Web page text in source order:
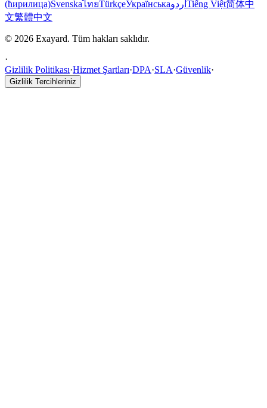
(ћирилица)SvenskaไทยTürkçeУкраїнськаاردو Tiếng Việt简体中
文繁體中文
© 2026 Exayard. Tüm hakları saklıdır.
·
Gizlilik Politikası·Hizmet Şartları·DPA·SLA·Güvenlik·
Gizlilik Tercihleriniz